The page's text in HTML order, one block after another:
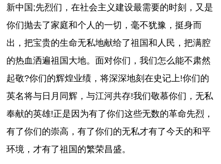
新中国;先烈们，在社会主义建设最需要的时刻，又是
你们抛去了家庭和个人的一切，毫不犹豫，挺身而
出，把宝贵的生命无私地献给了祖国和人民，把满腔
的热血洒遍祖国大地。面对你们，我们怎么能不肃然
起敬?你们的辉煌业绩，将深深地刻在史记上!你们的
英名将与日月同辉，与江河共存!我们敬慕你们，无私
奉献的英雄!正是因为有了你们这些无数的革命先烈，
有了你们的崇高，有了你们的无私才有了今天的和平
环境，才有了祖国的繁荣昌盛。